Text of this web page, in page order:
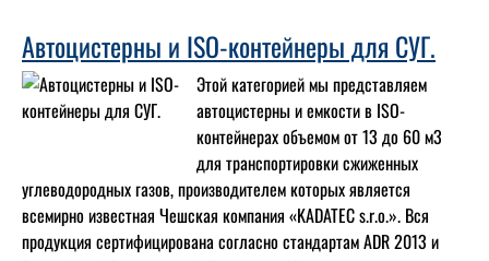
Автоцистерны и ISO-контейнеры для СУГ.
Этой категорией мы представляем
автоцистерны и емкости в ISO-
контейнерах объемом от 13 до 60 м3
для транспортировки сжиженных
углеводородных газов, производителем которых является
всемирно известная Чешская компания «KADATEC s.r.o.». Вся
продукция сертифицирована согласно стандартам ADR 2013 и